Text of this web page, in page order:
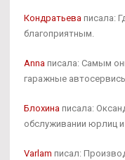
Кондратьева писала:
благоприятным.
Anna писала: Самым
гаражные
Блохина писала:
обслуживании юрлиц
Varlam писал: